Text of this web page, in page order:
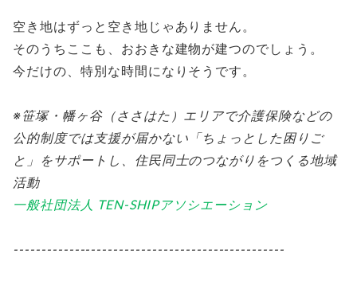
空き地はずっと空き地じゃありません。
そのうちここも、おおきな建物が建つのでしょう。
今だけの、特別な時間になりそうです。
※笹塚・幡ヶ谷（ささはた）エリアで介護保険などの
公的制度では支援が届かない「ちょっとした困りご
と」をサポートし、住民同士のつながりをつくる地域
活動
一般社団法人 TEN-SHIPアソシエーション
-------------------------------------------------